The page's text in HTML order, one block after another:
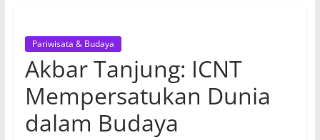
Pariwisata & Budaya
Akbar Tanjung: ICNT
Mempersatukan Dunia
dalam Budaya